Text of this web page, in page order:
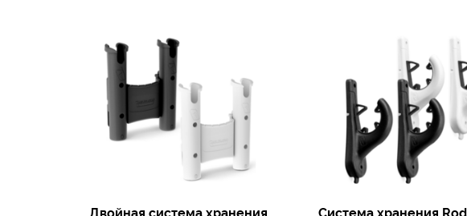
Двойная система хранения
Система хранения